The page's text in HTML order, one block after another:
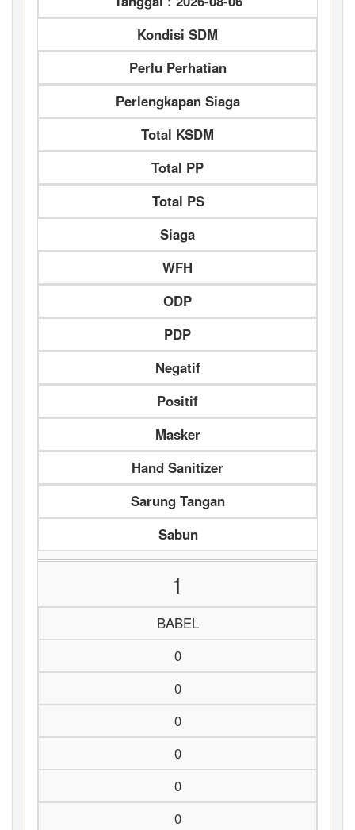
Kondisi SDM
Perlu Perhatian
Perlengkapan Siaga
Total KSDM
Total PP
Total PS
Siaga
WFH
ODP
PDP
Negatif
Positif
Masker
Hand Sanitizer
Sarung Tangan
Sabun
1
BABEL
0
0
0
0
0
0